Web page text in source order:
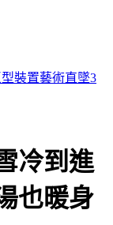
告」
冷到進
也暖身